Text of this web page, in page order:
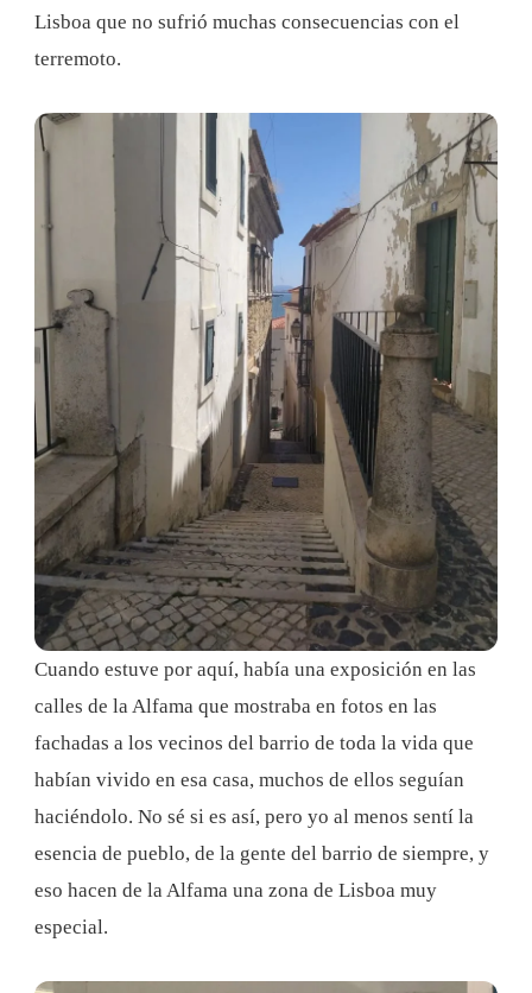
Lisboa que no sufrió muchas consecuencias con el
terremoto.
Cuando estuve por aquí, había una exposición en las
calles de la Alfama que mostraba en fotos en las
fachadas a los vecinos del barrio de toda la vida que
habían vivido en esa casa, muchos de ellos seguían
haciéndolo. No sé si es así, pero yo al menos sentí la
esencia de pueblo, de la gente del barrio de siempre, y
eso hacen de la Alfama una zona de Lisboa muy
especial.